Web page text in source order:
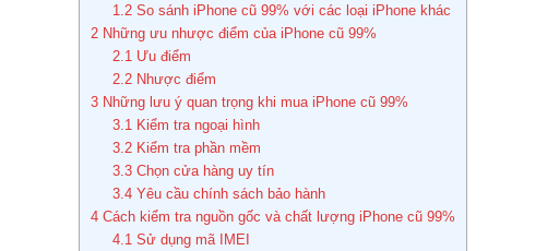
1.2So sánh iPhone cũ 99% với các loại iPhone khác
2 Những ưu nhược điểm của iPhone cũ 99%
2.1 Ưu điểm
2.2Nhược điểm
3 Những lưu ý quan trọng khi mua iPhone cũ 99%
3.1 Kiểm tra ngoại hình
3.2Kiểm tra phần mềm
3.3Chọn cửa hàng uy tín
3.4Yêu cầu chính sách bảo hành
4 Cách kiểm tra nguồn gốc và chất lượng iPhone cũ 99%
4.1 Sử dụng mã IMEI